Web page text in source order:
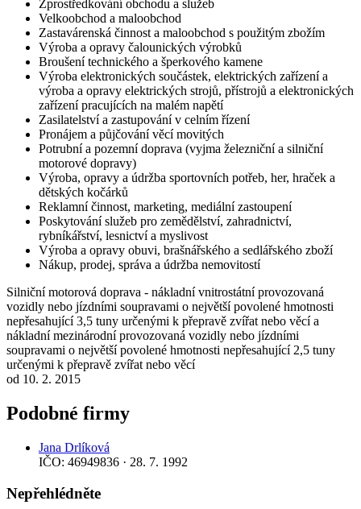
Zprostředkování obchodu a služeb
Velkoobchod a maloobchod
Zastavárenská činnost a maloobchod s použitým zbožím
Výroba a opravy čalounických výrobků
Broušení technického a šperkového kamene
Výroba elektronických součástek, elektrických zařízení a
výroba a opravy elektrických strojů, přístrojů a elektronických
zařízení pracujících na malém napětí
Zasilatelství a zastupování v celním řízení
Pronájem a půjčování věcí movitých
Potrubní a pozemní doprava (vyjma železniční a silniční
motorové dopravy)
Výroba, opravy a údržba sportovních potřeb, her, hraček a
dětských kočárků
Reklamní činnost, marketing, mediální zastoupení
Poskytování služeb pro zemědělství, zahradnictví,
rybníkářství, lesnictví a myslivost
Výroba a opravy obuvi, brašnářského a sedlářského zboží
Nákup, prodej, správa a údržba nemovitostí
Silniční motorová doprava - nákladní vnitrostátní provozovaná
vozidly nebo jízdními soupravami o největší povolené hmotnosti
nepřesahující 3,5 tuny určenými k přepravě zvířat nebo věcí a
nákladní mezinárodní provozovaná vozidly nebo jízdními
soupravami o největší povolené hmotnosti nepřesahující 2,5 tuny
určenými k přepravě zvířat nebo věcí
od 10. 2. 2015
Podobné firmy
Jana Drlíková
IČO: 46949836 · 28. 7. 1992
Nepřehlédněte